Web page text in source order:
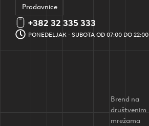
Prodavnice
+382 32 335 333
PONEDELJAK - SUBOTA OD 07:00 DO 22:00
Brend na
društvenim
mrežama